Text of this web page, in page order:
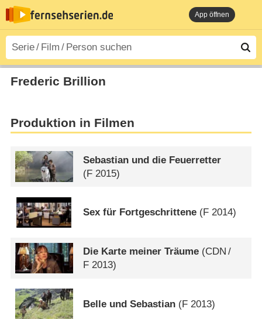
App öffnen
Frederic Brillion
Produktion in Filmen
Sebastian und die Feuerretter
(F 2015)
Sex für Fortgeschrittene (F 2014)
Die Karte meiner Träume (CDN /
F 2013)
Belle und Sebastian (F 2013)